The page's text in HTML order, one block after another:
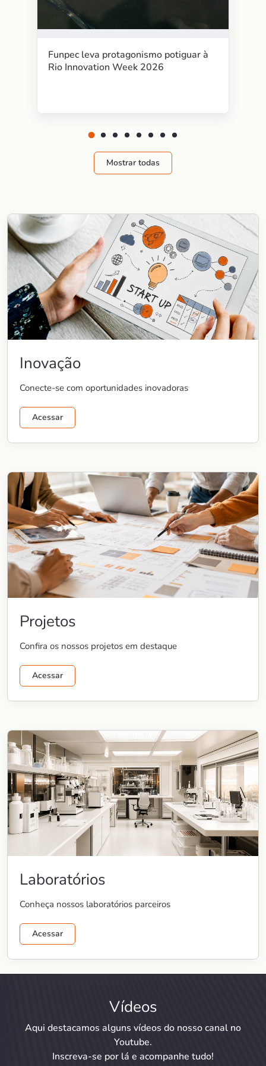
Funpec leva protagonismo potiguar à
Rio Innovation Week 2026
Mostrar todas
Inovação
Conecte-se com oportunidades inovadoras
Acessar
Projetos
Confira os nossos projetos em destaque
Acessar
Laboratórios
Conheça nossos laboratórios parceiros
Acessar
Vídeos
Aqui destacamos alguns vídeos do nosso canal no
Youtube.
Inscreva-se por lá e acompanhe tudo!